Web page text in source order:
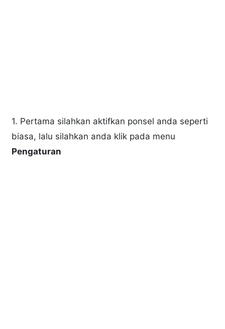
1. Pertama silahkan aktifkan ponsel anda seperti
biasa, lalu silahkan anda klik pada menu
Pengaturan